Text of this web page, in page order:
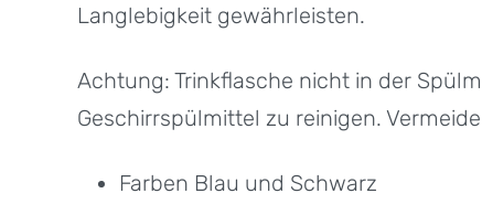
Langlebigkeit gewährleisten.
Achtung: Trinkflasche nicht in der
Geschirrspülmittel zu reinigen.
Farben Blau und Schwarz